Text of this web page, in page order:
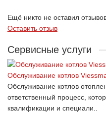
Ещё никто не оставил
Оставить отзыв
Сервисные услуги
Обслуживание котлов
Обслуживание котлов
ответственный процесс,
квалификации и специали..